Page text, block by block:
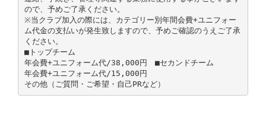
ので、予めご了承ください。
※当クラブ加入の際には、カテゴリー別年間会費+ユニフォー
ム代金の支払いが発生致しますので、予めご確認のうえご了承
ください。
■トップチーム
年会費+ユニフォーム代/38,000円 ■セカンドチーム
年会費+ユニフォーム代/15,000円